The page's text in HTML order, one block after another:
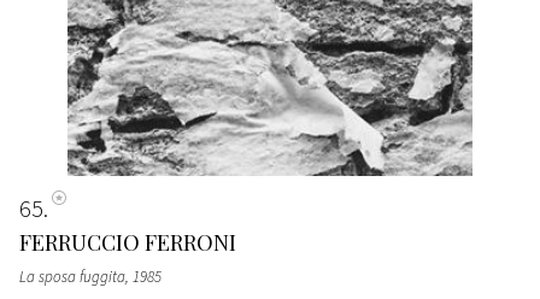
65
FERRUCCIO FERRONI
La sposa fuggita, 1985